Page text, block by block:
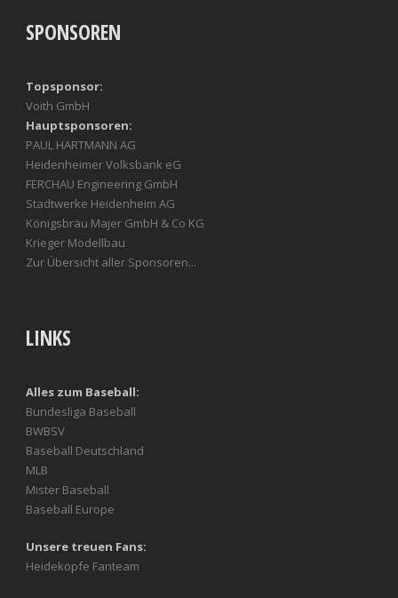
SPONSOREN
Topsponsor:
Voith GmbH
Hauptsponsoren:
PAUL HARTMANN AG
Heidenheimer Volksbank eG
FERCHAU Engineering GmbH
Stadtwerke Heidenheim AG
Königsbräu Majer GmbH & Co KG
Krieger Modellbau
Zur Übersicht aller Sponsoren...
LINKS
Alles zum Baseball:
Bundesliga Baseball
BWBSV
Baseball Deutschland
MLB
Mister Baseball
Baseball Europe
Unsere treuen Fans:
Heideköpfe Fanteam